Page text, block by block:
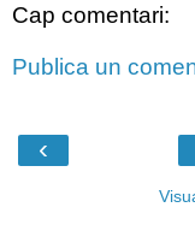
Cap comentari:
Publica un
‹